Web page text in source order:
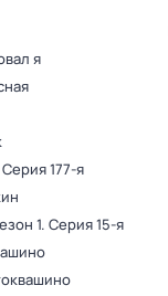
я
Серия 177-я
1. Серия 15-я